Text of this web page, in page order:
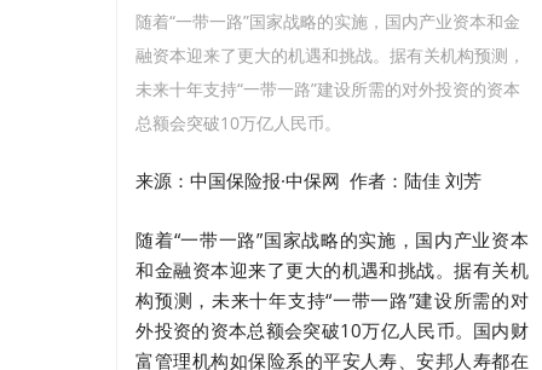
随着“一带一路”国家战略的实施，国内产业资本和金
融资本迎来了更大的机遇和挑战。据有关机构预测，
未来十年支持“一带一路”建设所需的对外投资的资本
总额会突破10万亿人民币。
来源：中国保险报·中保网作者：陆佳 刘芳
随着“一带一路”国家战略的实施，国内产业资本
和金融资本迎来了更大的机遇和挑战。据有关机
构预测，未来十年支持“一带一路”建设所需的对
外投资的资本总额会突破10万亿人民币。国内财
富管理机构如保险系的平安人寿、安邦人寿都在